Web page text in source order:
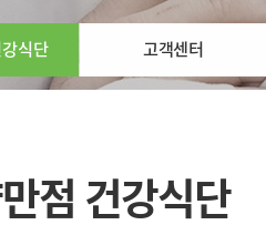
식단 고객센터
점 건강식단